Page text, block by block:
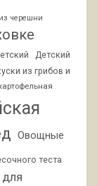
черешни
Детский
из грибов и
Овощные
теста